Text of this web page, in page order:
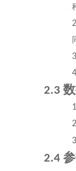
2.3
2.4